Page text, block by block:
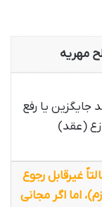
مهریه
جایگزین یا رفع
(عقد)
غیرقابل رجوع
اما اگر مجانی